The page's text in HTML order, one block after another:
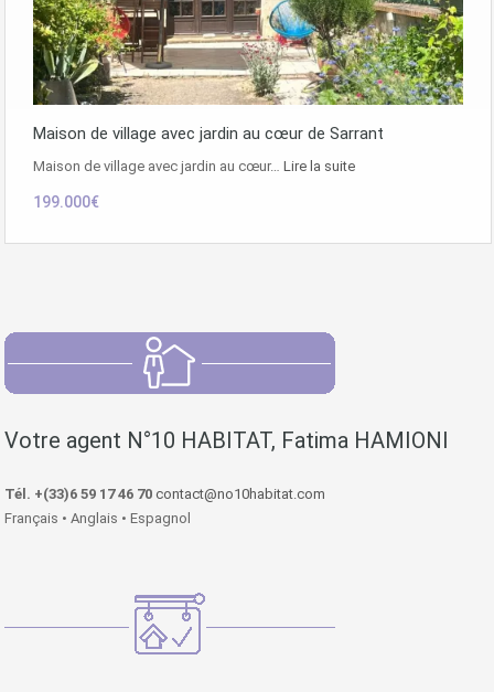
Maison de village avec jardin au cœur de Sarrant
Maison de village avec jardin au cœur… Lire la suite
199.000€
Votre agent N°10 HABITAT, Fatima HAMIONI
Tél. +(33)6 59 17 46 70 contact@no10habitat.com
Français • Anglais • Espagnol